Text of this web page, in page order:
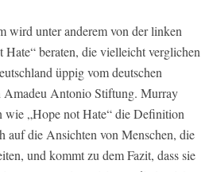
wird unter anderem von der linken
beraten, die vielleicht verglichen
üppig vom deutschen
Amadeu Antonio Stiftung. Murray
wie „Hope not Hate“ die Definition
auf die Ansichten von Menschen, die
und kommt zu dem Fazit, dass sie